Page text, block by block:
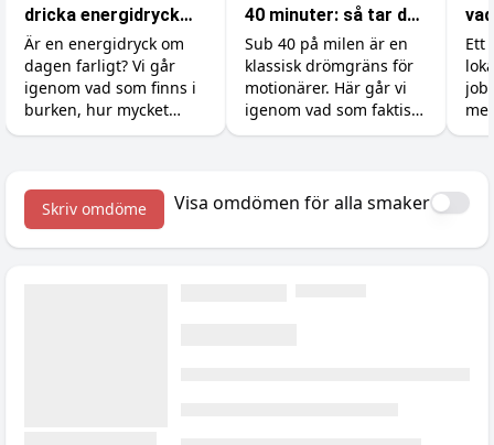
dricka energidryck
varje dag?
Är en energidryck om
dagen farligt? Vi går
igenom vad som finns i
burken, hur mycket
koffein du tål, varför
med tänderna och hur
du gör det till en okej
40 minuter: så tar du
dig under
drömgränsen
Sub 40 på milen är en
klassisk drömgräns för
motionärer. Här går vi
igenom vad som faktiskt
krävs, hur du lägger
sista sekunderna.
Ett
Skriv omdöme Visa omdömen för alla smaker